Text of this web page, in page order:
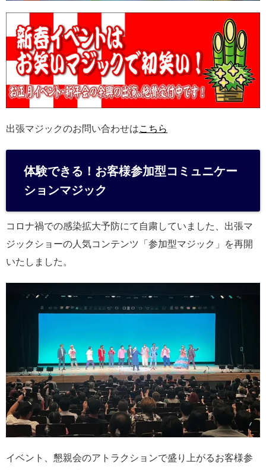
出張マジックのお問い合わせはこちら
体験できる！お客様参加型コミュニケー
ションマジック
コロナ禍での感染拡大予防にて自粛していました、出張マ
ジックショーの人気コンテンツ「参加型マジック」を再開
いたしました。
イベント、懇親会のアトラクションで盛り上がるお客様参